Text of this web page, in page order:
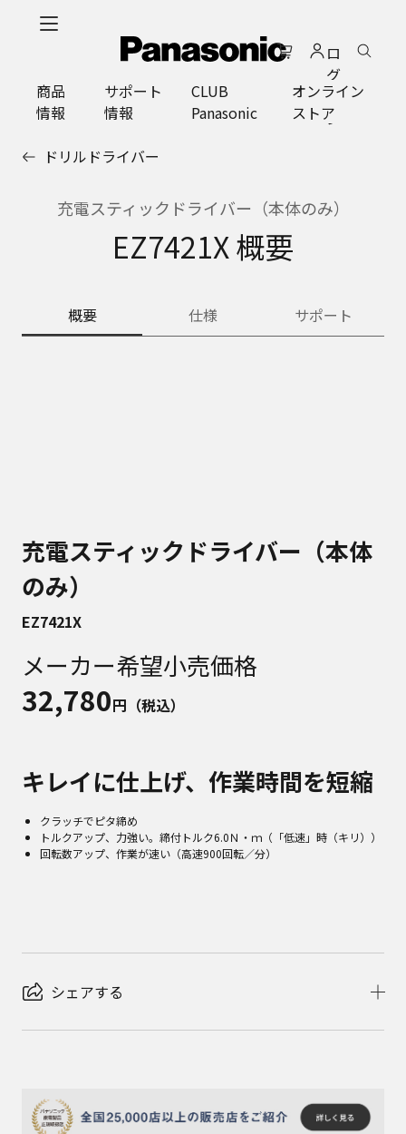
ロ
グ
イ
ン
商品
情報
サポート
情報
CLUB
Panasonic
オンライン
ストア
ドリルドライバー
充電スティックドライバー（本体のみ）
EZ7421X 概要
概要 仕様 サポート
充電スティックドライバー（本体
のみ）
EZ7421X
メーカー希望小売価格
32,780円（税込）
キレイに仕上げ、作業時間を短縮
クラッチでピタ締め
トルクアップ、力強い。締付トルク6.0Ｎ・ｍ（「低速」時（キリ））
回転数アップ、作業が速い（高速900回転／分）
シェアする